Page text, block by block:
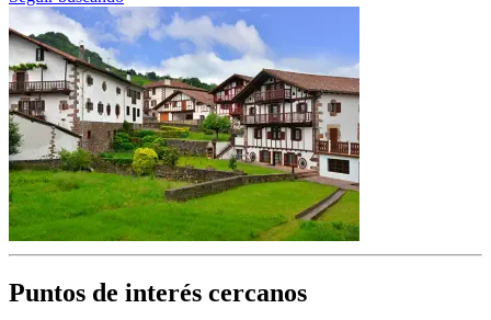
Puntos de interés cercanos